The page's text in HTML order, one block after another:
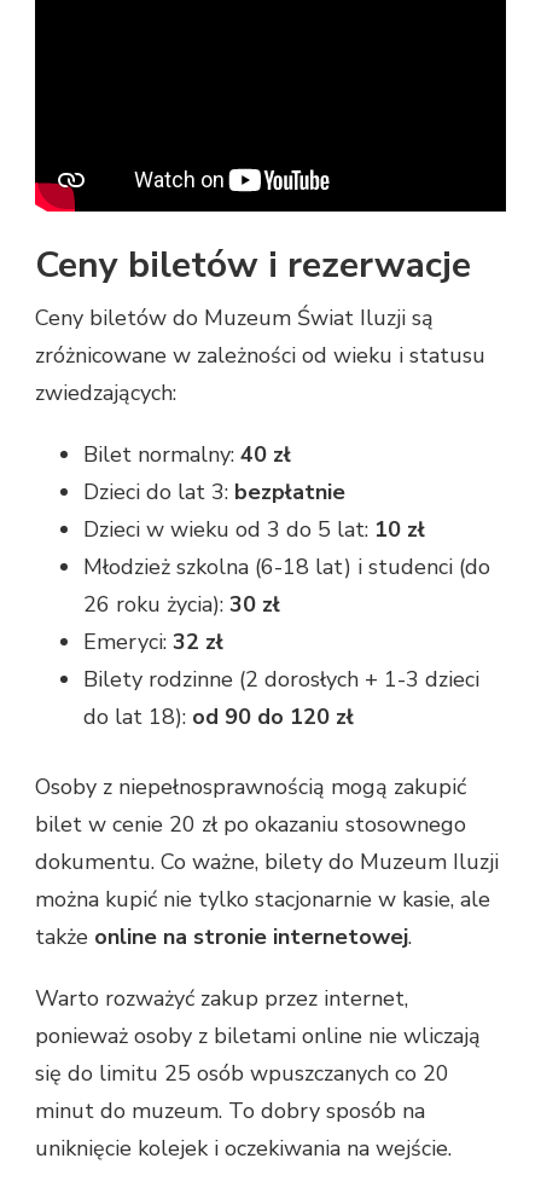
Ceny biletów i rezerwacje
Ceny biletów do Muzeum Świat Iluzji są
zróżnicowane w zależności od wieku i statusu
zwiedzających:
Bilet normalny: 40 zł
Dzieci do lat 3: bezpłatnie
Dzieci w wieku od 3 do 5 lat: 10 zł
Młodzież szkolna (6-18 lat) i studenci (do
26 roku życia): 30 zł
Emeryci: 32 zł
Bilety rodzinne (2 dorosłych + 1-3 dzieci
do lat 18): od 90 do 120 zł
Osoby z niepełnosprawnością mogą zakupić
bilet w cenie 20 zł po okazaniu stosownego
dokumentu. Co ważne, bilety do Muzeum Iluzji
można kupić nie tylko stacjonarnie w kasie, ale
także online na stronie internetowej.
Warto rozważyć zakup przez internet,
ponieważ osoby z biletami online nie wliczają
się do limitu 25 osób wpuszczanych co 20
minut do muzeum. To dobry sposób na
uniknięcie kolejek i oczekiwania na wejście.